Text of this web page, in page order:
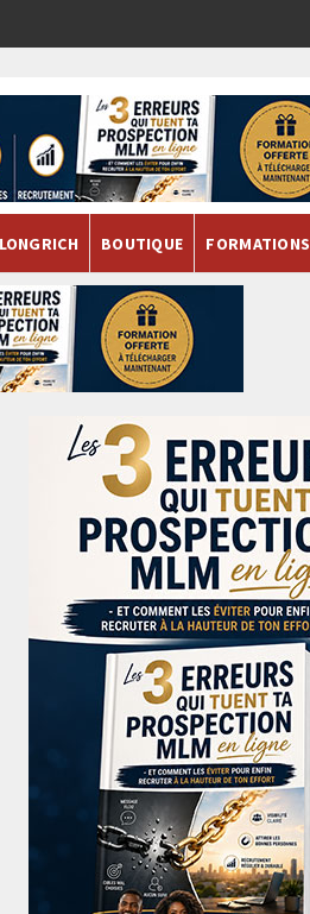
BOUTIQUE FORMATIONS